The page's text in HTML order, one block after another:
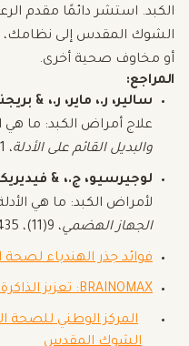
الكبد. استشر دائمًا مقدم
الشوك المقدس إلى
أو مخاوف صحية أخرى.
المراجع:
سالير، ر.، ماير، ر.، &
علاج أمراض الكبد: ما هي
والبديل القائم على الأدلة، 2001(2)، 12-18.
لوجيرسيو، ج.، & فيديريكو، أ.
لأمراض الكبد: ما هي
الجهاز الهضمي، 9(11)، 2435-2442.
فوائد جذر الهندباء لصحة
BRAINOMAX: تعزيز الذاكرة والتركيز وصحة الدماغ
الشوك المقدس